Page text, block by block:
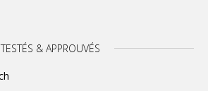
TESTÉS & APPROUVÉS